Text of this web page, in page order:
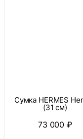
Сумка HERMES
(31 см)
73 000₽